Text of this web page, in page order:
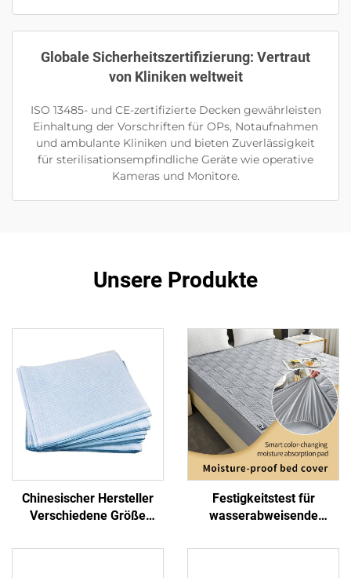
Globale Sicherheitszertifizierung: Vertraut
von Kliniken weltweit
ISO 13485- und CE-zertifizierte Decken gewährleisten
Einhaltung der Vorschriften für OPs, Notaufnahmen
und ambulante Kliniken und bieten Zuverlässigkeit
für sterilisationsempfindliche Geräte wie operative
Kameras und Monitore.
Unsere Produkte
Chinesischer Hersteller
Verschiedene Größe
Bettdeckel-Blatt Prüfblatt
Festigkeitstest für
wasserabweisende
Farbrückkopf, Trocknung,